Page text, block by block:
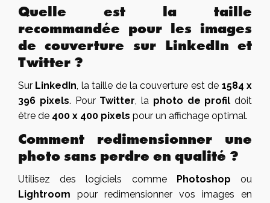
Quelle est la taille
recommandée pour les images
de couverture sur LinkedIn et
Twitter ?
Sur LinkedIn, la taille de la couverture est de 1584 x
396 pixels. Pour Twitter, la photo de profil doit
être de 400 x 400 pixels pour un affichage optimal.
Comment redimensionner une
photo sans perdre en qualité ?
Utilisez des logiciels comme Photoshop ou
Lightroom pour redimensionner vos images en